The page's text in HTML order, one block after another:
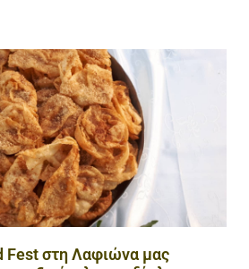
Fest στη Λαφιώνα μας